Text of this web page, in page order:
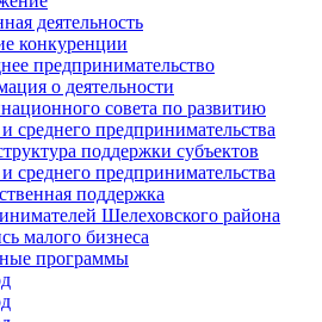
деятельность
конкуренции
предпринимательство
о деятельности
совета по развитию
среднего предпринимательства
поддержки субъектов
среднего предпринимательства
поддержка
Шелеховского района
малого бизнеса
программы